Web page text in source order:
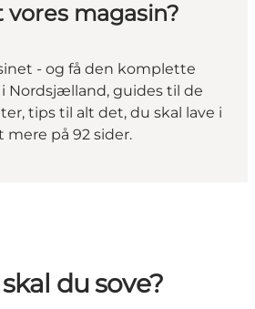
magasin?
- og få den komplette
Nordsjælland, guides til de
tips til alt det, du skal lave i
på 92 sider.
du sove?